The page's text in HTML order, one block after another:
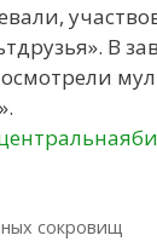
В
сокровищ